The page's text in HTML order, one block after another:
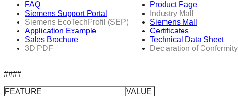
FAQ
Siemens Support Portal
Siemens EcoTechProfil (SEP)
Application Example
Sales Brochure
3D PDF
Product Page
Industry Mall
Siemens Mall
Certificates
Technical Data Sheet
Declaration of Conformity
####
FEATURE
VALUE